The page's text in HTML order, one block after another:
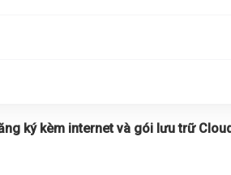
ký kèm internet và gói lưu trữ